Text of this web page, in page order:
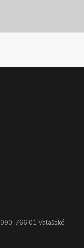
766 01 Valašské